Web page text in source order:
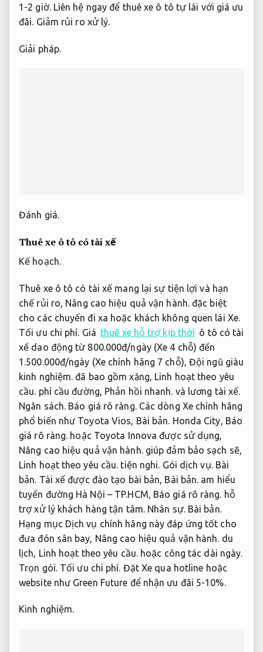
1-2 giờ. Liên hệ ngay để thuê xe ô tô tự lái với giá ưu
đãi. Giảm rủi ro xử lý.
Giải pháp.
Đánh giá.
Thuê xe ô tô có tài xế
Kế hoạch.
Thuê xe ô tô có tài xế mang lại sự tiện lợi và hạn
chế rủi ro, Nâng cao hiệu quả vận hành.đặc biệt
cho các chuyến đi xa hoặc khách không quen lái Xe.
Tối ưu chi phí. Giá thuê xe hỗ trợ kịp thời ô tô có tài
xế dao động từ 800.000đ/ngày (Xe 4 chỗ) đến
1.500.000đ/ngày (Xe chính hãng 7 chỗ), Đội ngũ giàu
kinh nghiệm. đã bao gồm xăng, Linh hoạt theo yêu
cầu. phí cầu đường, Phản hồi nhanh. và lương tài xế.
Ngân sách. Báo giá rõ ràng.Các dòng Xe chính hãng
phổ biến như Toyota Vios, Bài bản. Honda City, Báo
giá rõ ràng. hoặc Toyota Innova được sử dụng,
Nâng cao hiệu quả vận hành.giúp đảm bảo sạch sẽ,
Linh hoạt theo yêu cầu. tiện nghi. Gói dịch vụ. Bài
bản. Tài xế được đào tạo bài bản, Bài bản. am hiểu
tuyến đường Hà Nội – TP.HCM, Báo giá rõ ràng. hỗ
trợ xử lý khách hàng tận tâm. Nhân sự. Bài bản.
Hạng mục Dịch vụ chính hãng này đáp ứng tốt cho
đưa đón sân bay, Nâng cao hiệu quả vận hành. du
lịch, Linh hoạt theo yêu cầu.hoặc công tác dài ngày.
Trọn gói. Tối ưu chi phí. Đặt Xe qua hotline hoặc
website như Green Future để nhận ưu đãi 5-10%.
Kinh nghiệm.